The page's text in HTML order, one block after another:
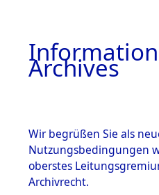
Archives
Wir begrüßen Sie als
Nutzungsbedingungen
oberstes
Archivrecht.